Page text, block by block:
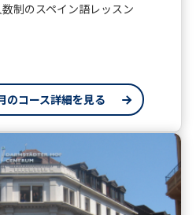
制のスペイン語レッスン
のコース詳細を見る